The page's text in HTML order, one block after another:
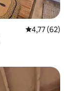
საშუალო
4,77 (62)